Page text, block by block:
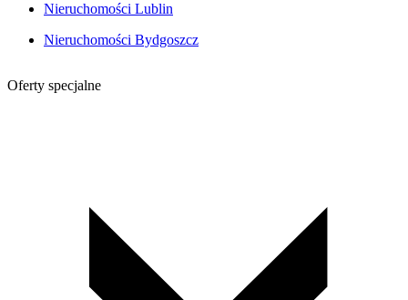
Nieruchomości Lublin
Nieruchomości Bydgoszcz
Oferty specjalne